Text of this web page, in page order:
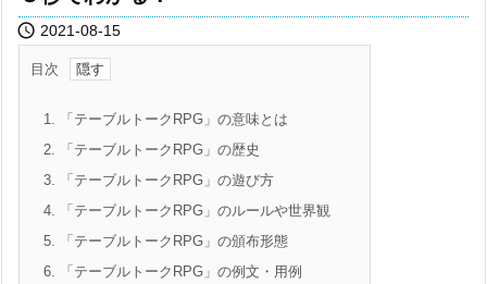
 2021-08-15
目次
1. 「テーブルトークRPG」の意味とは
2. 「テーブルトークRPG」の歴史
3. 「テーブルトークRPG」の遊び方
4. 「テーブルトークRPG」のルールや世界観
5. 「テーブルトークRPG」の頒布形態
6. 「テーブルトークRPG」の例文・用例